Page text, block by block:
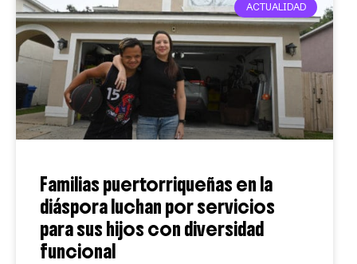
ACTUALIDAD
Familias puertorriqueñas en la
diáspora luchan por servicios
para sus hijos con diversidad
funcional